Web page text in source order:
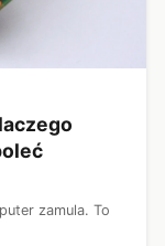
zamula. To